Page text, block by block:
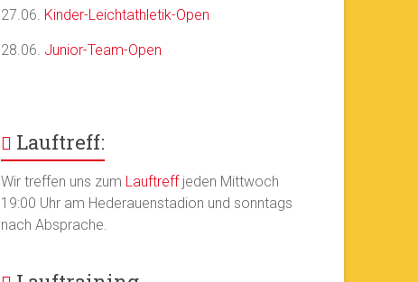
27.06. Kinder-Leichtathletik-Open
28.06. Junior-Team-Open
Lauftreff:
Wir treffen uns zum Lauftreffjeden Mittwoch
19:00 Uhr am Hederauenstadion und sonntags
nach Absprache.